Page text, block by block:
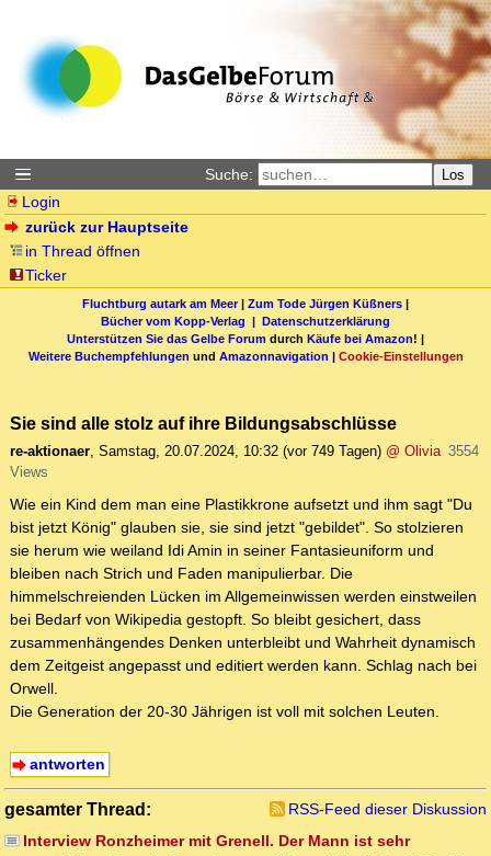
Suche: Los
Login
zurück zur Hauptseite
in Thread öffnen
Ticker
Fluchtburg autark am Meer| Zum Tode Jürgen Küßners |
Bücher vom Kopp-Verlag | Datenschutzerklärung
Unterstützen Sie das Gelbe Forum durch Käufe bei Amazon! |
Weitere Buchempfehlungen und Amazonnavigation | Cookie-Einstellungen
Sie sind alle stolz auf ihre Bildungsabschlüsse
re-aktionaer, Samstag, 20.07.2024, 10:32 (vor 749 Tagen) @ Olivia 3554
Views
Wie ein Kind dem man eine Plastikkrone aufsetzt und ihm sagt "Du
bist jetzt König" glauben sie, sie sind jetzt "gebildet". So stolzieren
sie herum wie weiland Idi Amin in seiner Fantasieuniform und
bleiben nach Strich und Faden manipulierbar. Die
himmelschreienden Lücken im Allgemeinwissen werden einstweilen
bei Bedarf von Wikipedia gestopft. So bleibt gesichert, dass
zusammenhängendes Denken unterbleibt und Wahrheit dynamisch
dem Zeitgeist angepasst und editiert werden kann. Schlag nach bei
Orwell.
Die Generation der 20-30 Jährigen ist voll mit solchen Leuten.
antworten
gesamter Thread:
RSS-Feed dieser Diskussion
Interview Ronzheimer mit Grenell. Der Mann ist sehr